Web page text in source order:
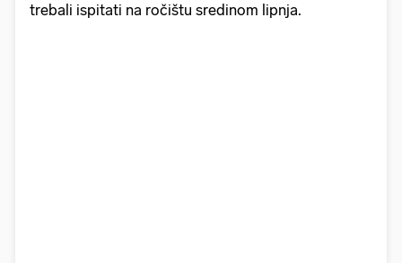
trebali ispitati na ročištu sredinom lipnja.